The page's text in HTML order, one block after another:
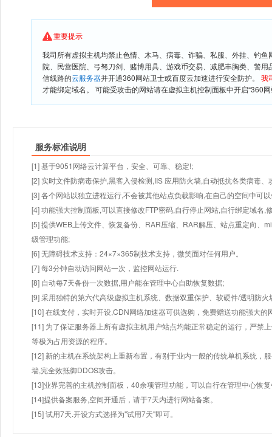
重要提示
我司所有虚拟主机均禁止色情、木马、病毒、诈骗、私服、外挂、钓
院、民营医院、弓驽刀剑、赌博用具、游戏币交易、减肥丰胸类、警
信线路的云服务器并开通360网站卫士或百度云加速进行安全防护。 我
才能绑定域名。 可能受攻击的网站请在虚拟主机控制面板中开启“360
服务标准说明
[1] 基于9051网络云计算平台，安全、可靠、稳定!;
[2] 实时文件防病毒保护,黑客入侵检测,IIS 应用防火墙,自动抵抗各类病毒、
[3] 各个网站以独立进程运行,不会被其他站点负载影响,在自己的空间中可
[4] 功能强大控制面板,可以直接修改FTP密码,自行停止网站,自行绑定域名,
[5] 提供WEB上传文件、恢复备份、RAR压缩、RAR解压、站点重定向、
级管理功能;
[6] 无障碍技术支持：24×7×365制技术支持，微笑面对任何用户。
[7] 每3分钟自动访问网站一次，监控网站运行.
[8] 自动每7天备份一次数据,用户能在管理中心自助恢复数据;
[9] 采用独特的第六代高级虚拟主机系统、数据双重保护、软硬件/透明防火
[10] 在线支付，实时开设,CDN网络加速器可供选购，免费赠送功能强大
[11] 为了保证服务器上所有虚拟主机用户站点均能正常稳定的运行，严禁
等极为占用资源的程序。
[12] 新的主机在系统架构上重新布置，有别于业内一般的传统单机系统，
墙,完全效抵御DDOS攻击。
[13]业界完善的主机控制面板，40余项管理功能，可以自行在管理中心恢
[14]提供备案服务,空间开通后，请于7天内进行网站备案。
[15] 试用7天.开设方式选择为"试用7天"即可。